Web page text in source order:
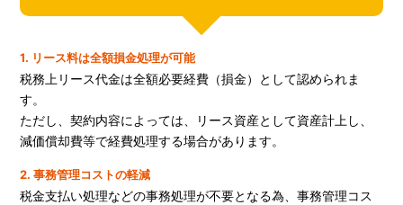
1. リース料は全額損金処理が可能
税務上リース代金は全額必要経費（損金）として認められま
す。
ただし、契約内容によっては、リース資産として資産計上し、
減価償却費等で経費処理する場合があります。
2. 事務管理コストの軽減
税金支払い処理などの事務処理が不要となる為、事務管理コス